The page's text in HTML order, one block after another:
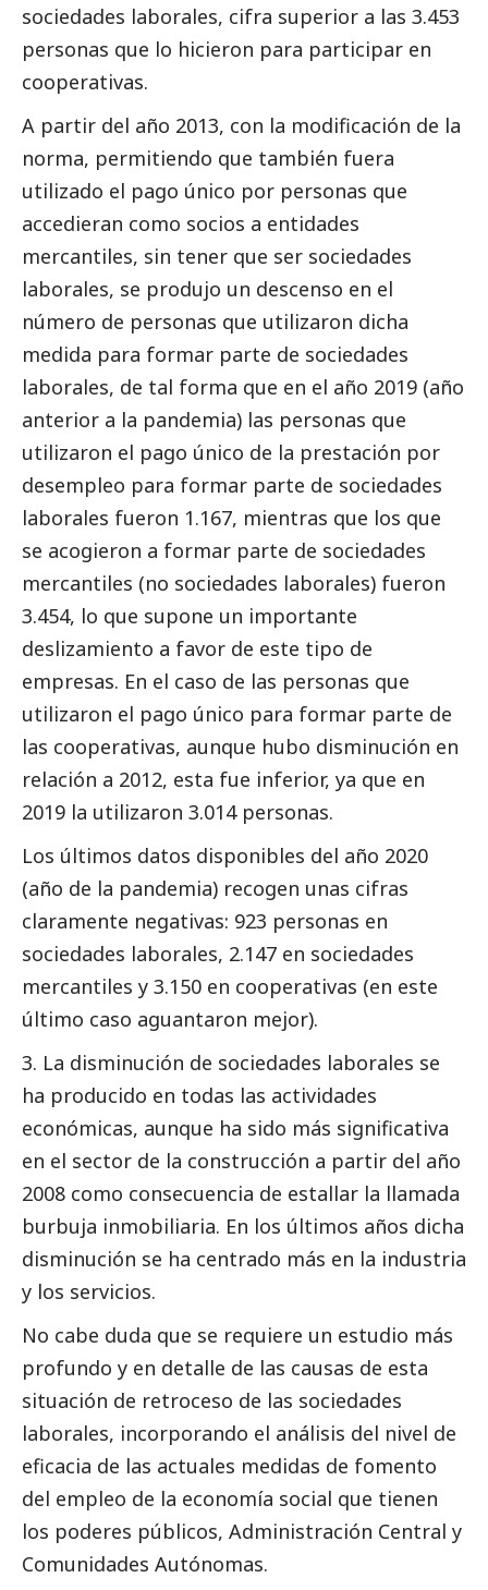
sociedades laborales, cifra superior a las 3.453
personas que lo hicieron para participar en
cooperativas.
A partir del año 2013, con la modificación de la
norma, permitiendo que también fuera
utilizado el pago único por personas que
accedieran como socios a entidades
mercantiles, sin tener que ser sociedades
laborales, se produjo un descenso en el
número de personas que utilizaron dicha
medida para formar parte de sociedades
laborales, de tal forma que en el año 2019 (año
anterior a la pandemia) las personas que
utilizaron el pago único de la prestación por
desempleo para formar parte de sociedades
laborales fueron 1.167, mientras que los que
se acogieron a formar parte de sociedades
mercantiles (no sociedades laborales) fueron
3.454, lo que supone un importante
deslizamiento a favor de este tipo de
empresas. En el caso de las personas que
utilizaron el pago único para formar parte de
las cooperativas, aunque hubo disminución en
relación a 2012, esta fue inferior, ya que en
2019 la utilizaron 3.014 personas.
Los últimos datos disponibles del año 2020
(año de la pandemia) recogen unas cifras
claramente negativas: 923 personas en
sociedades laborales, 2.147 en sociedades
mercantiles y 3.150 en cooperativas (en este
último caso aguantaron mejor).
3. La disminución de sociedades laborales se
ha producido en todas las actividades
económicas, aunque ha sido más significativa
en el sector de la construcción a partir del año
2008 como consecuencia de estallar la llamada
burbuja inmobiliaria. En los últimos años dicha
disminución se ha centrado más en la industria
y los servicios.
No cabe duda que se requiere un estudio más
profundo y en detalle de las causas de esta
situación de retroceso de las sociedades
laborales, incorporando el análisis del nivel de
eficacia de las actuales medidas de fomento
del empleo de la economía social que tienen
los poderes públicos, Administración Central y
Comunidades Autónomas.